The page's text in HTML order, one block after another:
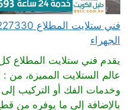
الجهراء
يقدم فني ستلايت المطلاع
عالم الستلايت المميزة، من
وخدمات الفك أو التركيب
بالإضافة إلى ما يوفره من